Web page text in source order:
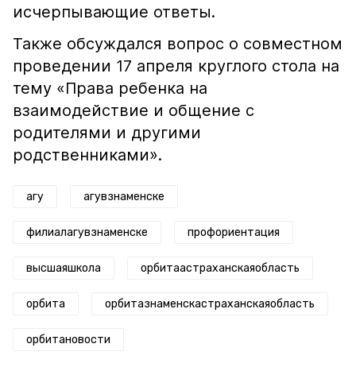
исчерпывающие ответы.
Также обсуждался вопрос о совместном
проведении 17 апреля круглого стола на
тему «Права ребенка на
взаимодействие и общение с
родителями и другими
родственниками».
агу агувзнаменске
филиалагувзнаменске профориентация
высшаяшкола орбитаастраханскаяобласть
орбита орбитазнаменскастраханскаяобласть
орбитановости